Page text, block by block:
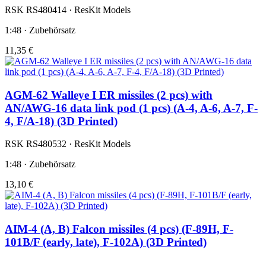
RSK RS480414 · ResKit Models
1:48 · Zubehörsatz
11,35 €
AGM-62 Walleye I ER missiles (2 pcs) with
AN/AWG-16 data link pod (1 pcs) (A-4, A-6, A-7, F-
4, F/A-18) (3D Printed)
RSK RS480532 · ResKit Models
1:48 · Zubehörsatz
13,10 €
AIM-4 (A, B) Falcon missiles (4 pcs) (F-89H, F-
101B/F (early, late), F-102A) (3D Printed)